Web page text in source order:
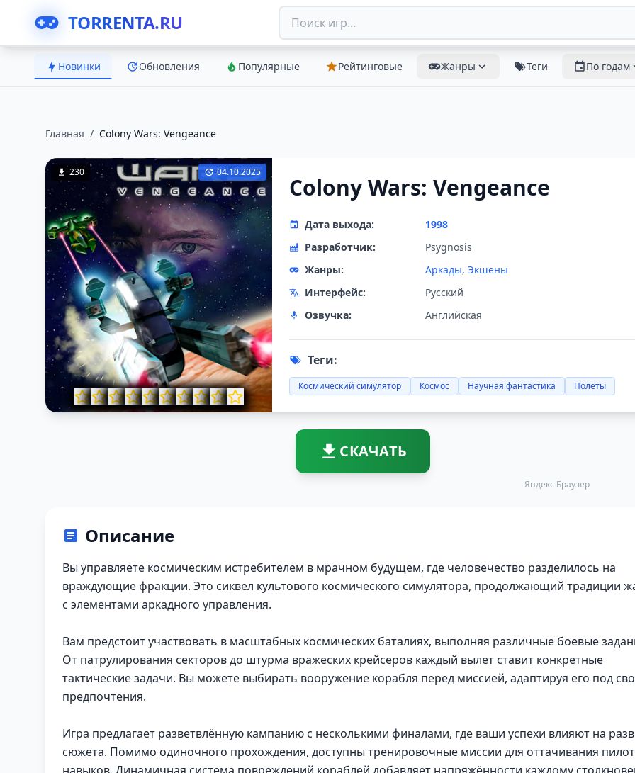
TORRENTA.RU
Новинки Обновления Популярные Рейтинговые Жанры Теги По годам
Главная / Colony Wars: Vengeance
230 04.10.2025
Colony Wars: Vengeance
Дата выхода:
1998
Разработчик:
Psygnosis
Жанры:
Аркады, Экшены
Интерфейс:
Русский
Озвучка:
Английская
Теги:
Космический симулятор Космос Научная фантастика Полёты
СКАЧАТЬ
Яндекс Браузер
Описание
Вы управляете космическим истребителем в мрачном будущем, где человечество разделилось на
враждующие фракции. Это сиквел культового космического симулятора, продолжающий традиции
с элементами аркадного управления.
Вам предстоит участвовать в масштабных космических баталиях, выполняя различные боевые
От патрулирования секторов до штурма вражеских крейсеров каждый вылет ставит конкретные
тактические задачи. Вы можете выбирать вооружение корабля перед миссией, адаптируя его под
предпочтения.
Игра предлагает разветвлённую кампанию с несколькими финалами, где ваши успехи влияют на
сюжета. Помимо одиночного прохождения, доступны тренировочные миссии для оттачивания